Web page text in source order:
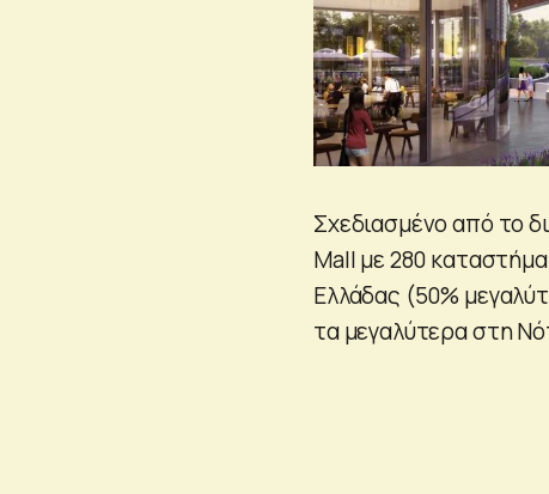
Σχεδιασμένο από το
Mall με 280
Ελλάδας (50%
τα μεγαλύτερα στη